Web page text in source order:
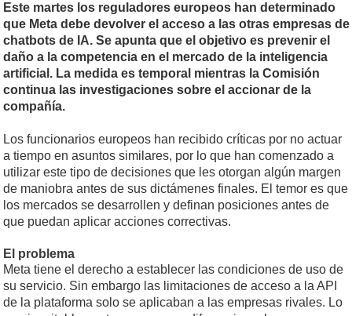
Este martes los reguladores europeos han determinado
que Meta debe devolver el acceso a las otras empresas de
chatbots de IA. Se apunta que el objetivo es prevenir el
daño a la competencia en el mercado de la inteligencia
artificial. La medida es temporal mientras la Comisión
continua las investigaciones sobre el accionar de la
compañía.
Los funcionarios europeos han recibido críticas por no actuar
a tiempo en asuntos similares, por lo que han comenzado a
utilizar este tipo de decisiones que les otorgan algún margen
de maniobra antes de sus dictámenes finales. El temor es que
los mercados se desarrollen y definan posiciones antes de
que puedan aplicar acciones correctivas.
El problema
Meta tiene el derecho a establecer las condiciones de uso de
su servicio. Sin embargo las limitaciones de acceso a la API
de la plataforma solo se aplicaban a las empresas rivales. Lo